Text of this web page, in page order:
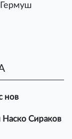
нов
Наско Сираков